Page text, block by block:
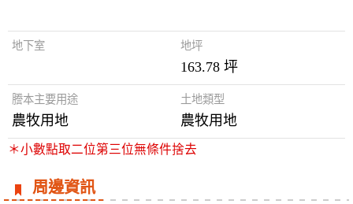
地下室 地坪
163.78 坪
謄本主要用途
農牧用地
土地類型
農牧用地
＊小數點取二位第三位無條件捨去
周邊資訊